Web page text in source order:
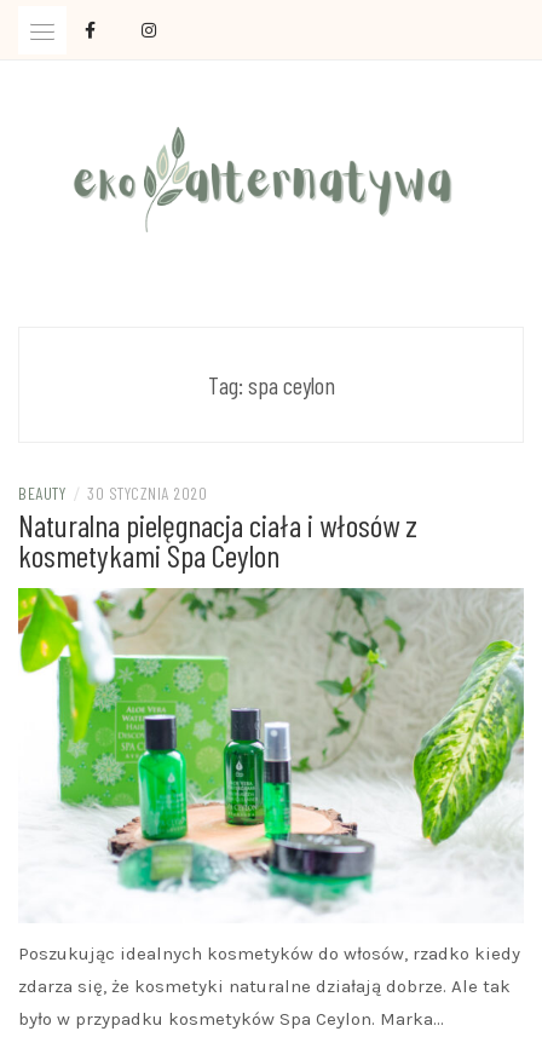
Tag: spa ceylon
BEAUTY / 30 STYCZNIA 2020
Naturalna pielęgnacja ciała i włosów z
kosmetykami Spa Ceylon
Poszukując idealnych kosmetyków do włosów, rzadko kiedy
zdarza się, że kosmetyki naturalne działają dobrze. Ale tak
było w przypadku kosmetyków Spa Ceylon. Marka…